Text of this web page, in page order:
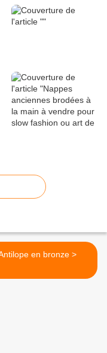
Antilope en bronze >